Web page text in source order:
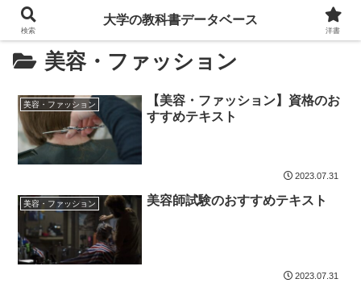
美容・ファッション
美容・ファッション
【美容・ファッション】資格のお
すすめテキスト
2023.07.31
美容・ファッション 美容師試験のおすすめテキスト
2023.07.31
検索
大学の教科書データベース
洋書